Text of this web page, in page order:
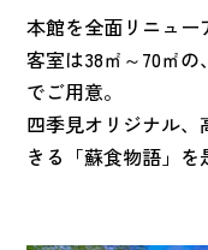
本館を全面リニュー
客室は38㎡～70㎡
でご用意。
四季見オリジナル
きる「蘇食物語」